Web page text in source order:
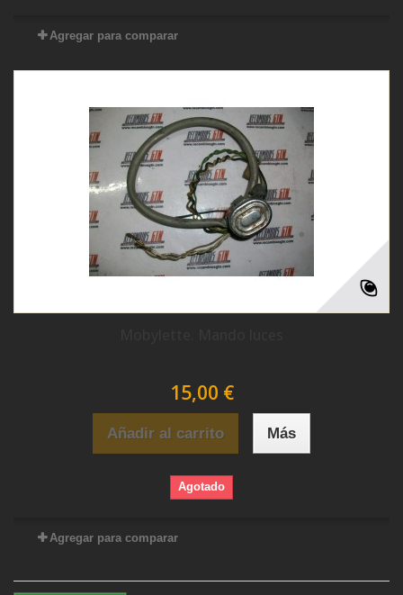
Agregar para comparar
15,00 €
Añadir al carrito Más
Agotado
Agregar para comparar